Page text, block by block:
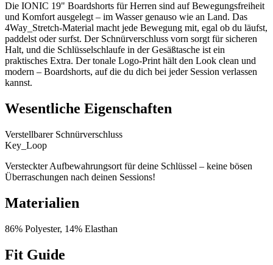
Die IONIC 19" Boardshorts für Herren sind auf Bewegungsfreiheit
und Komfort ausgelegt – im Wasser genauso wie an Land. Das
4Way_Stretch‑Material macht jede Bewegung mit, egal ob du läufst,
paddelst oder surfst. Der Schnürverschluss vorn sorgt für sicheren
Halt, und die Schlüssel­schlaufe in der Gesäßtasche ist ein
praktisches Extra. Der tonale Logo‑Print hält den Look clean und
modern – Boardshorts, auf die du dich bei jeder Session verlassen
kannst.
Wesentliche Eigenschaften
Verstellbarer Schnürverschluss
Key_Loop
Versteckter Aufbewahrungsort für deine Schlüssel – keine bösen
Überraschungen nach deinen Sessions!
Materialien
86% Polyester, 14% Elasthan
Fit Guide